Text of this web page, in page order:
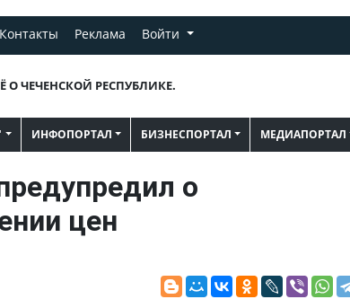
Контакты Реклама Войти
О ЧЕЧЕНСКОЙ РЕСПУБЛИКЕ.
ИНФОПОРТАЛ БИЗНЕСПОРТАЛ МЕДИАПОРТАЛ
о
цен